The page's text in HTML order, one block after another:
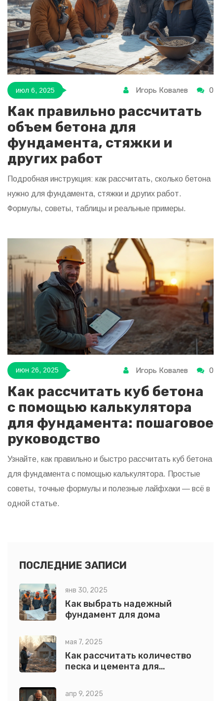
июл 6, 2025 Игорь Ковалев 0
Как правильно рассчитать
объем бетона для
фундамента, стяжки и
других работ
Подробная инструкция: как рассчитать, сколько бетона
нужно для фундамента, стяжки и других работ.
Формулы, советы, таблицы и реальные примеры.
июн 26, 2025 Игорь Ковалев 0
Как рассчитать куб бетона
с помощью калькулятора
для фундамента: пошаговое
руководство
Узнайте, как правильно и быстро рассчитать куб бетона
для фундамента с помощью калькулятора. Простые
советы, точные формулы и полезные лайфхаки — всё в
одной статье.
ПОСЛЕДНИЕ ЗАПИСИ
янв 30, 2025
Как выбрать надежный
фундамент для дома
мая 7, 2025
Как рассчитать количество
песка и цемента для
апр 9, 2025